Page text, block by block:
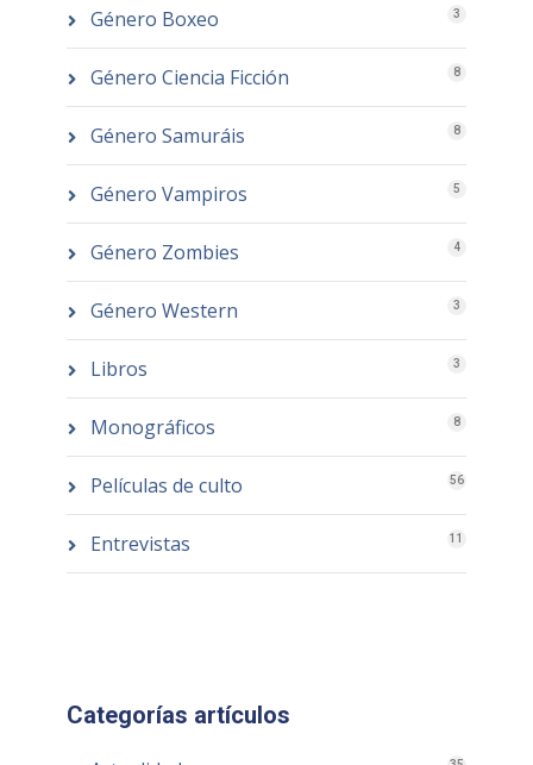
Género Boxeo 3
Género Ciencia Ficción 8
Género Samuráis 8
Género Vampiros 5
Género Zombies 4
Género Western 3
Libros 3
Monográficos 8
Películas de culto 56
Entrevistas 11
Categorías artículos